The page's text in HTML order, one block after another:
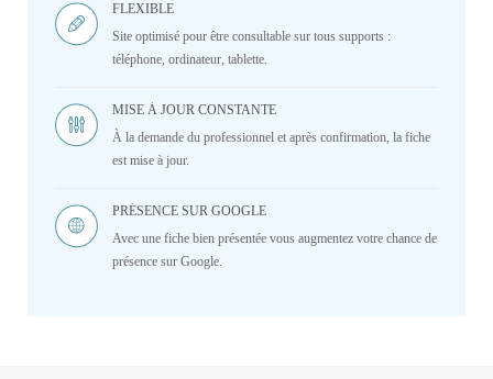
FLEXIBLE
Site optimisé pour être consultable sur tous supports :
téléphone, ordinateur, tablette.
MISE À JOUR CONSTANTE
À la demande du professionnel et après confirmation, la fiche
est mise à jour.
PRÉSENCE SUR GOOGLE
Avec une fiche bien présentée vous augmentez votre chance de
présence sur Google.